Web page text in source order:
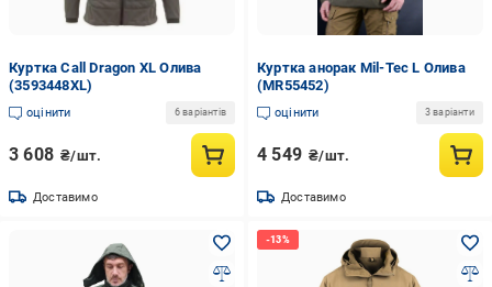
Куртка Call Dragon XL Олива
(3593448XL)
оцінити 6 варіантів
3 608 ₴/шт.
Доставимо
Куртка анорак Mil-Tec L Олива
(MR55452)
оцінити 3 варіанти
4 549 ₴/шт.
Доставимо